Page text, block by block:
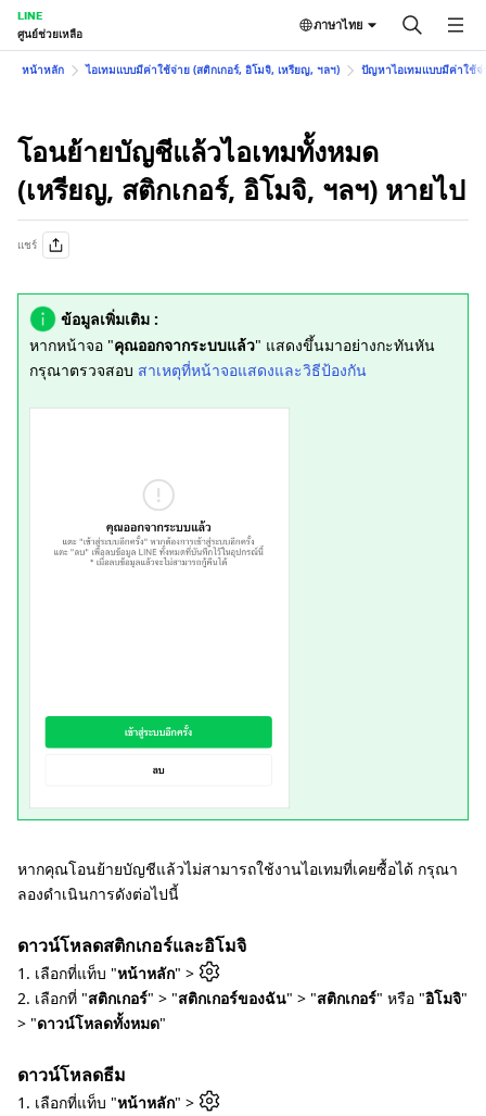
LINE
ศูนย์ช่วยเหลือ
ภาษาไทย
หน้าหลัก ไอเทมแบบมีค่าใช้จ่าย (สติกเกอร์, อิโมจิ, เหรียญ, ฯลฯ) ปัญหาไอเทมแบบมีค่าใช้จ่
โอนย้ายบัญชีแล้วไอเทมทั้งหมด
(เหรียญ, สติกเกอร์, อิโมจิ, ฯลฯ) หายไป
แชร์
ข้อมูลเพิ่มเติม :
หากหน้าจอ "คุณออกจากระบบแล้ว" แสดงขึ้นมาอย่างกะทันหัน
กรุณาตรวจสอบ สาเหตุที่หน้าจอแสดงและวิธีป้องกัน
หากคุณโอนย้ายบัญชีแล้วไม่สามารถใช้งานไอเทมที่เคยซื้อได้ กรุณา
ลองดำเนินการดังต่อไปนี้
ดาวน์โหลดสติกเกอร์และอิโมจิ
1. เลือกที่แท็บ "หน้าหลัก" >
2. เลือกที่ "สติกเกอร์" > "สติกเกอร์ของฉัน" > "สติกเกอร์" หรือ "อิโมจิ"
> "ดาวน์โหลดทั้งหมด"
ดาวน์โหลดธีม
1. เลือกที่แท็บ "หน้าหลัก" >